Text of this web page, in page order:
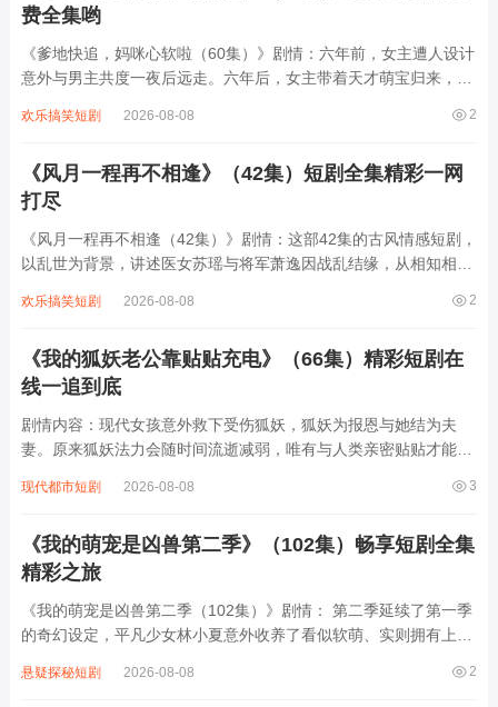
费全集哟
《爹地快追，妈咪心软啦（60集）》剧情：六年前，女主遭人设计
意外与男主共度一夜后远走。六年后，女主带着天才萌宝归来，萌
萌宝是自己的孩子，却对女主展开热烈追求，过程中误会不断，女
2
欢乐搞笑短剧 2026-08-08
《风月一程再不相逢》（42集）短剧全集精彩一网
打尽
《风月一程再不相逢（42集）》剧情：这部42集的古风情感短剧，
以乱世为背景，讲述医女苏瑶与将军萧逸因战乱结缘，从相知相守
毒，两人因身份与使命渐行渐远。权谋斗争、家族恩怨交织，最终
2
欢乐搞笑短剧 2026-08-08
《我的狐妖老公靠贴贴充电》（66集）精彩短剧在
线一追到底
剧情内容：现代女孩意外救下受伤狐妖，狐妖为报恩与她结为夫
妻。原来狐妖法力会随时间流逝减弱，唯有与人类亲密贴贴才能恢
动，狐妖则凭借可爱外表与温柔性格俘获女孩芳心。期间他们遭遇
3
现代都市短剧 2026-08-08
《我的萌宠是凶兽第二季》（102集）畅享短剧全集
精彩之旅
《我的萌宠是凶兽第二季（102集）》剧情： 第二季延续了第一季
的奇幻设定，平凡少女林小夏意外收养了看似软萌、实则拥有上古
时而恢复软萌模样，与小夏展开啼笑皆非的同居日常。新角色“神
2
悬疑探秘短剧 2026-08-08